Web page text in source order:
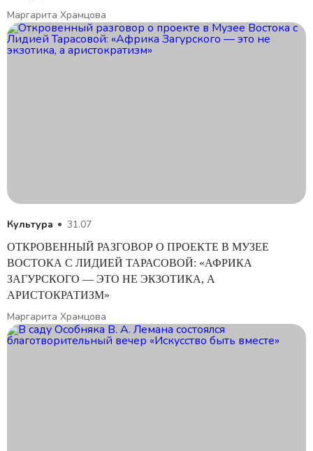
Маргарита Храмцова
Культура 31.07
ОТКРОВЕННЫЙ РАЗГОВОР О ПРОЕКТЕ В МУЗЕЕ
ВОСТОКА C ЛИДИЕЙ ТАРАСОВОЙ: «АФРИКА
ЗАГУРСКОГО — ЭТО НЕ ЭКЗОТИКА, А
АРИСТОКРАТИЗМ»
Маргарита Храмцова